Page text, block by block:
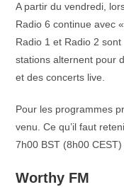
A partir du vendredi,
Radio 6 continue avec
Radio 1 et Radio 2
stations alternent pour
et des concerts live.
Pour les programmes
venu. Ce qu’il faut
7h00 BST (8h00 CEST)
Worthy FM